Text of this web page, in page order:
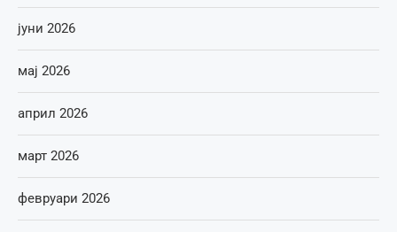
јуни 2026
мај 2026
април 2026
март 2026
февруари 2026